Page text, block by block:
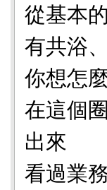
從基本
有共浴
你想怎
在這個
出來
看過業